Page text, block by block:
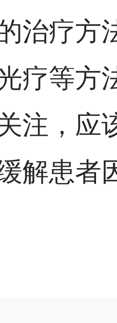
治疗方
疗等方
注，应
解患者